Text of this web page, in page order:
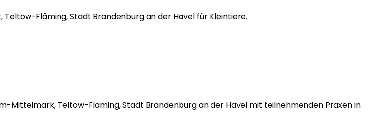
Fläming, Stadt Brandenburg an der Havel für Kleintiere.
Mittelmark, Teltow-Fläming, Stadt Brandenburg an der Havel mit teilnehmenden Praxen in